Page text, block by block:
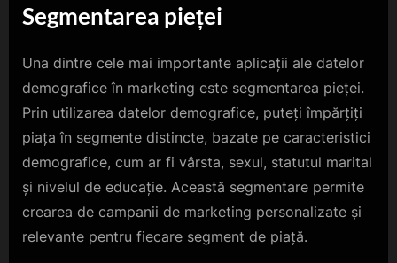
Segmentarea pieței
Una dintre cele mai importante aplicații ale datelor
demografice în marketing este segmentarea pieței.
Prin utilizarea datelor demografice, puteți împărțiți
piața în segmente distincte, bazate pe caracteristici
demografice, cum ar fi vârsta, sexul, statutul marital
și nivelul de educație. Această segmentare permite
crearea de campanii de marketing personalizate și
relevante pentru fiecare segment de piață.